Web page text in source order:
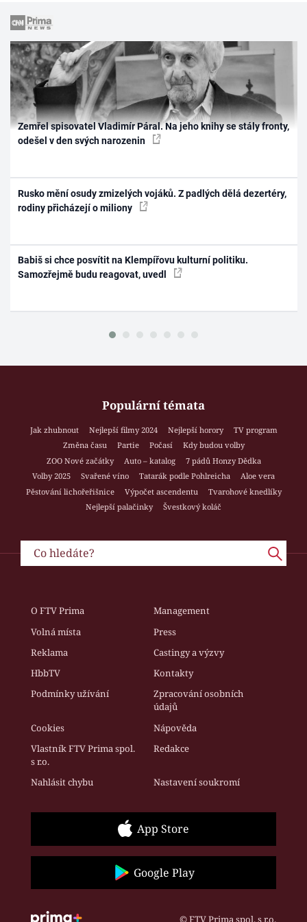
Zemřel spisovatel Vladimír Páral. Na jeho knihy se stály fronty,
odešel v den svých narozenin
Rusko mění osudy zmizelých vojáků. Z padlých dělá dezertéry,
rodiny přicházejí o miliony
Babiš si chce posvítit na Klempířovu kulturní politiku.
Samozřejmě budu reagovat, uvedl
Populární témata
Jak zhubnout Nejlepší filmy 2024 Nejlepší horory
TV program
Změna času
Partie Počasí
Kdy budou volby
ZOO Nové začátky
Auto – katalog
7 pádů Honzy Dědka
Volby 2025
Svařené víno Tatarák podle Pohlreicha
Aloe vera
Pěstování lichořeřišnice
Výpočet ascendentu
Tvarohové knedlíky
Nejlepší palačinky
Švestkový koláč
O FTV Prima
Management
Volná místa
Press
Reklama
Castingy a výzvy
HbbTV
Kontakty
Podmínky užívání
Zpracování osobních
údajů
Cookies
Nápověda
Vlastník FTV Prima spol.
s r.o.
Redakce
Nahlásit chybu Nastavení soukromí
App Store
Google Play
© FTV Prima spol. s r.o.